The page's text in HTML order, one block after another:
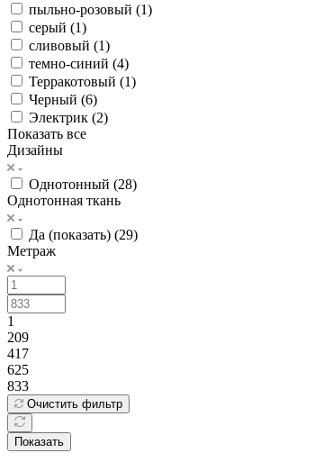
пыльно-розовый (1)
серый (1)
сливовый (1)
темно-синий (4)
Терракотовый (1)
Черный (6)
Электрик (2)
Показать все
Дизайны
Однотонный (28)
Однотонная ткань
Да (показать) (29)
Метраж
1
209
417
625
833
Очистить фильтр
Показать